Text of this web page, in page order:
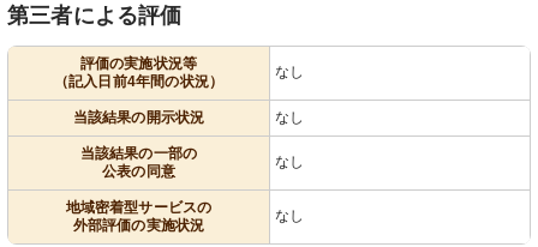
第三者による評価
評価の実施状況等
（記入日前4年間の状況）
なし
当該結果の開示状況 なし
当該結果の一部の
公表の同意
なし
地域密着型サービスの
外部評価の実施状況
なし